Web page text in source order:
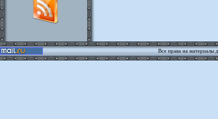
Все права на материалы